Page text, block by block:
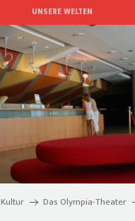
UNSERE WELTEN
Kultur Das Olympia-Theater